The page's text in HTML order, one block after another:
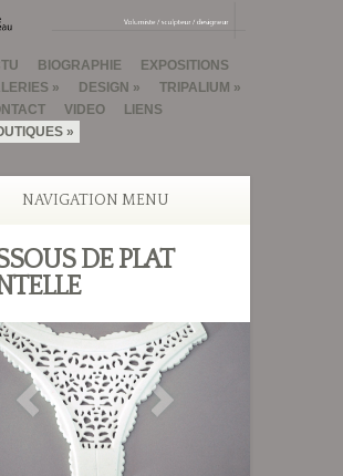
BIOGRAPHIE
EXPOSITIONS
DESIGN
TRIPALIUM
VIDEO
LIENS
NAVIGATION MENU
DE PLAT